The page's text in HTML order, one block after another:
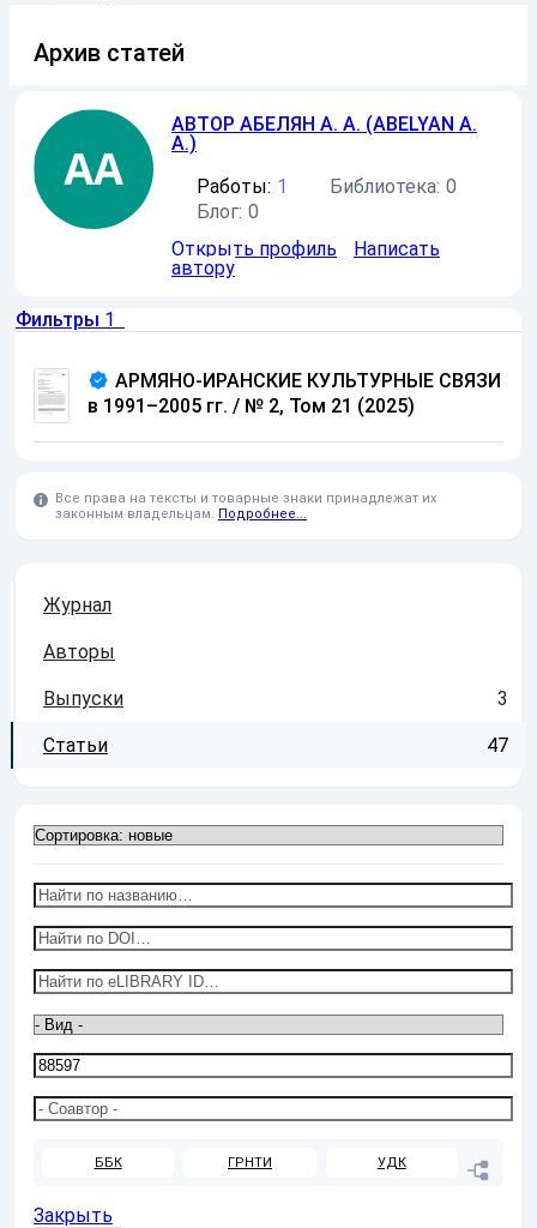
Архив статей
АВТОР АБЕЛЯН А. А. (ABELYAN A.
A.)
Работы: 1 Библиотека: 0
Блог: 0
Открыть профиль
Написать
автору
Фильтры 1
АРМЯНО-ИРАНСКИЕ КУЛЬТУРНЫЕ СВЯЗИ
в 1991–2005 гг. / № 2, Том 21 (2025)
Все права на тексты и товарные знаки принадлежат их
законным владельцам. Подробнее...
Журнал
Авторы
Выпуски 3
Статьи 47
ББК ГРНТИ УДК
Закрыть